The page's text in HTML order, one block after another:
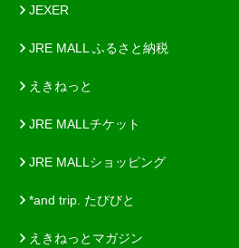
JEXER
JRE MALL ふるさと納税
えきねっと
JRE MALLチケット
JRE MALLショッピング
*and trip. たびびと
えきねっとマガジン